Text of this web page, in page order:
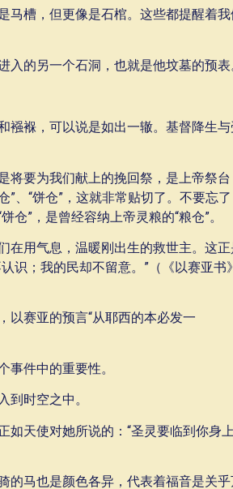
马槽，但更像是石棺。这些都提醒着我
的另一个石洞，也就是他坟墓的预表
襁褓，可以说是如出一辙。基督降生与
将要为我们献上的挽回祭，是上帝祭台
、“饼仓”，这就非常贴切了。不要忘了
”，是曾经容纳上帝灵粮的“粮仓”。
在用气息，温暖刚出生的救世主。这正
识；我的民却不留意。”（《以赛亚书》
以赛亚的预言“从耶西的本必发一
件中的重要性。
时空之中。
天使对她所说的：“圣灵要临到你身上
的马也是颜色各异，代表着福音是关